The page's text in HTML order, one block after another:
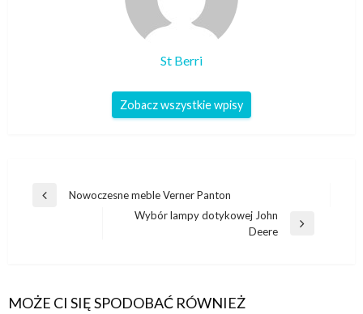
St Berri
Zobacz wszystkie wpisy
Nawigacja
Poprzedni
Nowoczesne meble Verner Panton
Wybór lampy dotykowej John
Deere
MOŻE CI SIĘ SPODOBAĆ RÓWNIEŻ